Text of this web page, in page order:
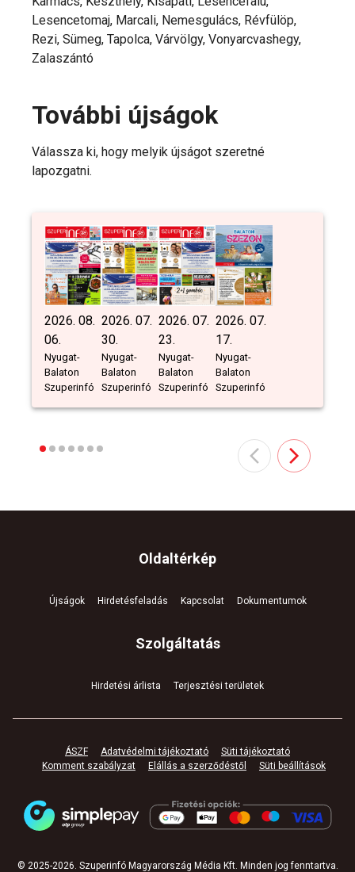
Lesencetomaj, Marcali, Nemesgulács, Révfülöp,
Rezi, Sümeg, Tapolca, Várvölgy, Vonyarcvashegy,
Zalaszántó
További újságok
Válassza ki, hogy melyik újságot szeretné
lapozgatni.
2026. 08.
06.
Nyugat-
Balaton
Szuperinfó
2026. 07.
30.
Nyugat-
Balaton
Szuperinfó
2026. 07.
23.
Nyugat-
Balaton
Szuperinfó
2026. 07.
17.
Nyugat-
Balaton
Szuperinfó
Szolgáltatás
Hirdetési árlista Terjesztési területek
Oldaltérkép
Újságok Hirdetésfeladás Kapcsolat Dokumentumok
ÁSZF Adatvédelmi tájékoztató
Süti tájékoztató
Komment szabályzat
Elállás a szerződéstől Süti beállítások
© 2025-2026. Szuperinfó Magyarország Média Kft. Minden jog fenntartva.